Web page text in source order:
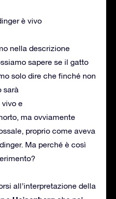
nella descrizione
sapere se il gatto
solo dire che finché non
sarà
vivo e
ma ovviamente
proprio come aveva
Ma perché è così
all’interpretazione della